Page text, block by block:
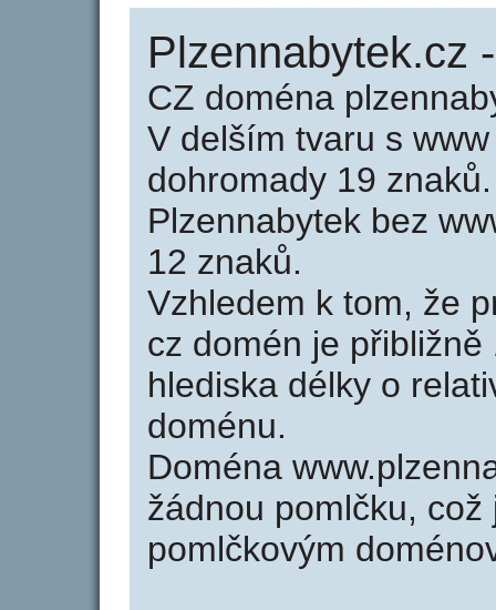
Plzennabytek.cz
CZ doména
V delším tvaru s
dohromady 19
Plzennabytek bez
12 znaků.
Vzhledem k tom, že
cz domén je
hlediska délky o
doménu.
Doména
žádnou pomlčku,
pomlčkovým